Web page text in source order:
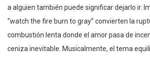
a alguien también puede significar dejarlo ir.
“watch the fire burn to gray” convierten la
combustión lenta donde el amor pasa de
ceniza inevitable. Musicalmente, el tema